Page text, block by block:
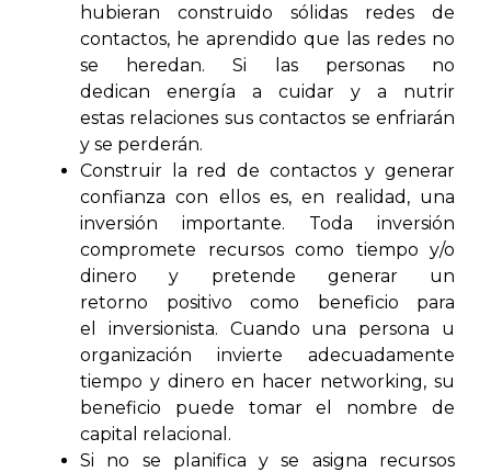
hubieran construido sólidas redes de
contactos, he aprendido que las redes no
se heredan. Si las personas no
dedican energía a cuidar y a nutrir
estas relaciones sus contactos se enfriarán
y se perderán.
Construir la red de contactos y generar
confianza con ellos es, en realidad, una
inversión importante. Toda inversión
compromete recursos como tiempo y/o
dinero y pretende generar un
retorno positivo como beneficio para
el inversionista. Cuando una persona u
organización invierte adecuadamente
tiempo y dinero en hacer networking, su
beneficio puede tomar el nombre de
capital relacional.
Si no se planifica y se asigna recursos